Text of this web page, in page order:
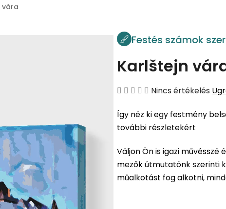
vára
Festés számok
Karlštejn
A
átlagos
értékelése
ből
0,0
csillag.
Nincs értékelés
Így néz ki egy festmény
további részletekért
Váljon Ön is igazi
mezők útmutatónk szerinti
műalkotást fog alkotni,